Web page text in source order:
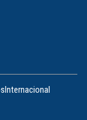
Internacional